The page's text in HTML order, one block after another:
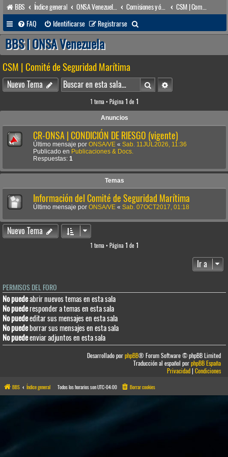
BBS Índice general Comisiones y órganos Asesores internos
FAQ
Identificarse Registrarse
u
a
r
BBS | ONSA Venezuela
CSM | Comité de Seguridad Marítima
Nuevo Tema BuscarBúsqueda avanzada
1 tema • Página 1 de 1
Anuncios
CR-ONSA | CONDICIÓN DE RIESGO (vigente)
Último mensaje por ONSA/VE « Sab. 11JUL2026, 11:36
Publicado en Publicaciones & Docs.
Respuestas: 1
Temas
Información del Comité de Seguridad Marítima
Último mensaje por ONSA/VE « Sab. 07OCT2017, 01:18
Nuevo Tema
1 tema • Página 1 de 1
Ir a
PERMISOS DEL FORO
No puedeabrir nuevos temas en esta sala
No puederesponder a temas en esta sala
No puedeeditar sus mensajes en esta sala
No puedeborrar sus mensajes en esta sala
No puedeenviar adjuntos en esta sala
Desarrollado porphpBB® Forum Software © phpBB Limited
Traducción al español porphpBB España
Privacidad|Condiciones
BBS Índice general Todos los horarios sonUTC-04:00 Borrar cookies